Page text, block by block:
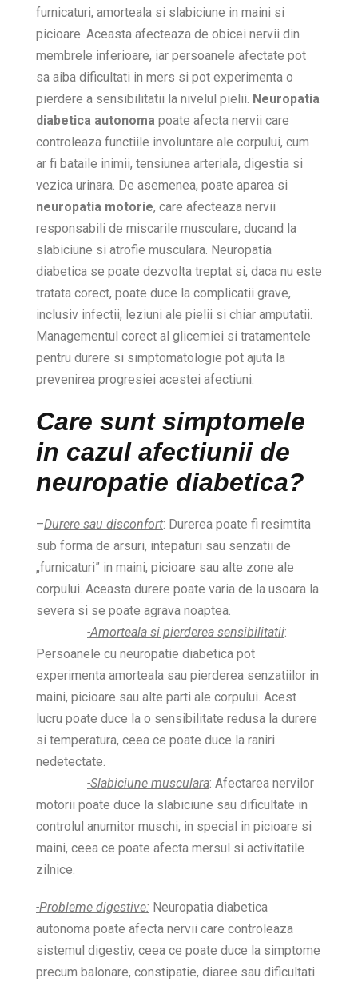
furnicaturi, amorteala si slabiciune in maini si
picioare. Aceasta afecteaza de obicei nervii din
membrele inferioare, iar persoanele afectate pot
sa aiba dificultati in mers si pot experimenta o
pierdere a sensibilitatii la nivelul pielii. Neuropatia
diabetica autonoma poate afecta nervii care
controleaza functiile involuntare ale corpului, cum
ar fi bataile inimii, tensiunea arteriala, digestia si
vezica urinara. De asemenea, poate aparea si
neuropatia motorie, care afecteaza nervii
responsabili de miscarile musculare, ducand la
slabiciune si atrofie musculara. Neuropatia
diabetica se poate dezvolta treptat si, daca nu este
tratata corect, poate duce la complicatii grave,
inclusiv infectii, leziuni ale pielii si chiar amputatii.
Managementul corect al glicemiei si tratamentele
pentru durere si simptomatologie pot ajuta la
prevenirea progresiei acestei afectiuni.
Care sunt simptomele
in cazul afectiunii de
neuropatie diabetica?
–Durere sau disconfort: Durerea poate fi resimtita
sub forma de arsuri, intepaturi sau senzatii de
„furnicaturi” in maini, picioare sau alte zone ale
corpului. Aceasta durere poate varia de la usoara la
severa si se poate agrava noaptea.
-Amorteala si pierderea sensibilitatii:
Persoanele cu neuropatie diabetica pot
experimenta amorteala sau pierderea senzatiilor in
maini, picioare sau alte parti ale corpului. Acest
lucru poate duce la o sensibilitate redusa la durere
si temperatura, ceea ce poate duce la raniri
nedetectate.
-Slabiciune musculara: Afectarea nervilor
motorii poate duce la slabiciune sau dificultate in
controlul anumitor muschi, in special in picioare si
maini, ceea ce poate afecta mersul si activitatile
zilnice.
-Probleme digestive: Neuropatia diabetica
autonoma poate afecta nervii care controleaza
sistemul digestiv, ceea ce poate duce la simptome
precum balonare, constipatie, diaree sau dificultati